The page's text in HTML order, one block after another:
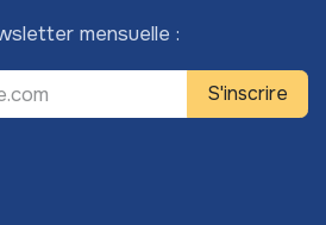
mensuelle :
S'inscrire